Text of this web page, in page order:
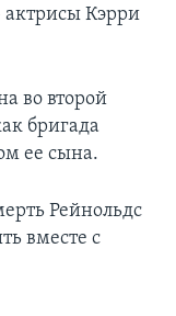
актрисы Кэрри
во второй
бригада
ее сына.
Рейнольдс
вместе с